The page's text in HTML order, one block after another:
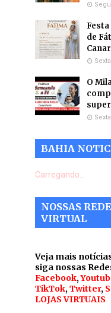
de
O
BAHIA
Carregando...
NOSSAS
VIRTUAL
Veja mais
siga nossas
Facebook,
TikTok,Twitter,
LOJAS VIRTUAIS